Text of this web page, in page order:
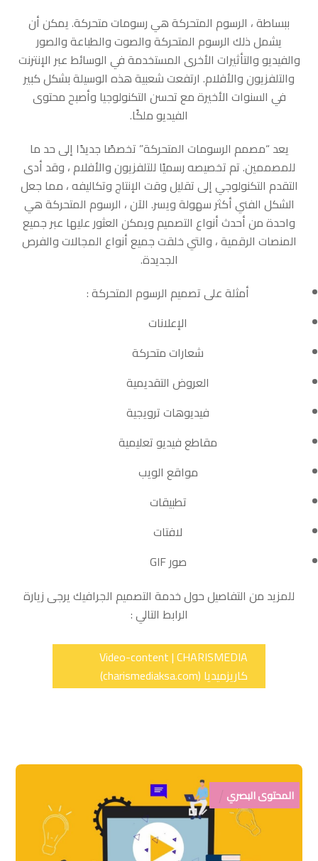
ببساطة ، الرسوم المتحركة هي رسومات متحركة. يمكن أن
يشمل ذلك الرسوم المتحركة والصوت والطباعة والصور
والفيديو والتأثيرات الأخرى المستخدمة في الوسائط عبر الإنترنت
والتلفزيون والأفلام. ارتفعت شعبية هذه الوسيلة بشكل كبير
في السنوات الأخيرة مع تحسن التكنولوجيا وأصبح محتوى
الفيديو ملكًا.
يعد “مصمم الرسومات المتحركة” تخصصًا جديدًا إلى حد ما
للمصممين. تم تخصيصه رسميًا للتلفزيون والأفلام ، وقد أدى
التقدم التكنولوجي إلى تقليل وقت الإنتاج وتكاليفه ، مما جعل
الشكل الفني أكثر سهولة ويسر. الآن ، الرسوم المتحركة هي
واحدة من أحدث أنواع التصميم ويمكن العثور عليها عبر جميع
المنصات الرقمية ، والتي خلقت جميع أنواع المجالات والفرص
الجديدة.
أمثلة على تصميم الرسوم المتحركة :
الإعلانات
شعارات متحركة
العروض التقديمية
فيديوهات ترويجية
مقاطع فيديو تعليمية
مواقع الويب
تطبيقات
لافتات
صور GIF
للمزيد من التفاصيل حول خدمة التصميم الجرافيك يرجى زيارة
الرابط التالي :
Video-content | CHARISMEDIA
كاريزميديا (charismediaksa.com)
المحتوى البصري